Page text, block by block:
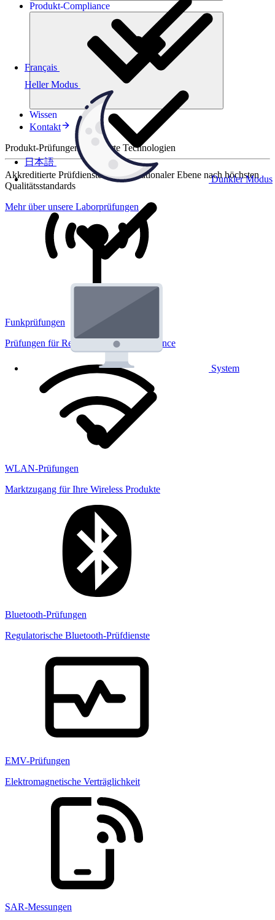
Heller Modus
Dunkler Modus
System
Français
日本語
Produkt-Compliance
Wissen
Kontakt
Produkt-Prüfungen für smarte Technologien
Akkreditierte Prüfdienste auf internationaler Ebene nach höchsten
Qualitätsstandards
Mehr über unsere Laborprüfungen
Funkprüfungen
Prüfungen für Regulatorik und Performance
WLAN-Prüfungen
Marktzugang für Ihre Wireless Produkte
Bluetooth-Prüfungen
Regulatorische Bluetooth-Prüfdienste
EMV-Prüfungen
Elektromagnetische Verträglichkeit
SAR-Messungen